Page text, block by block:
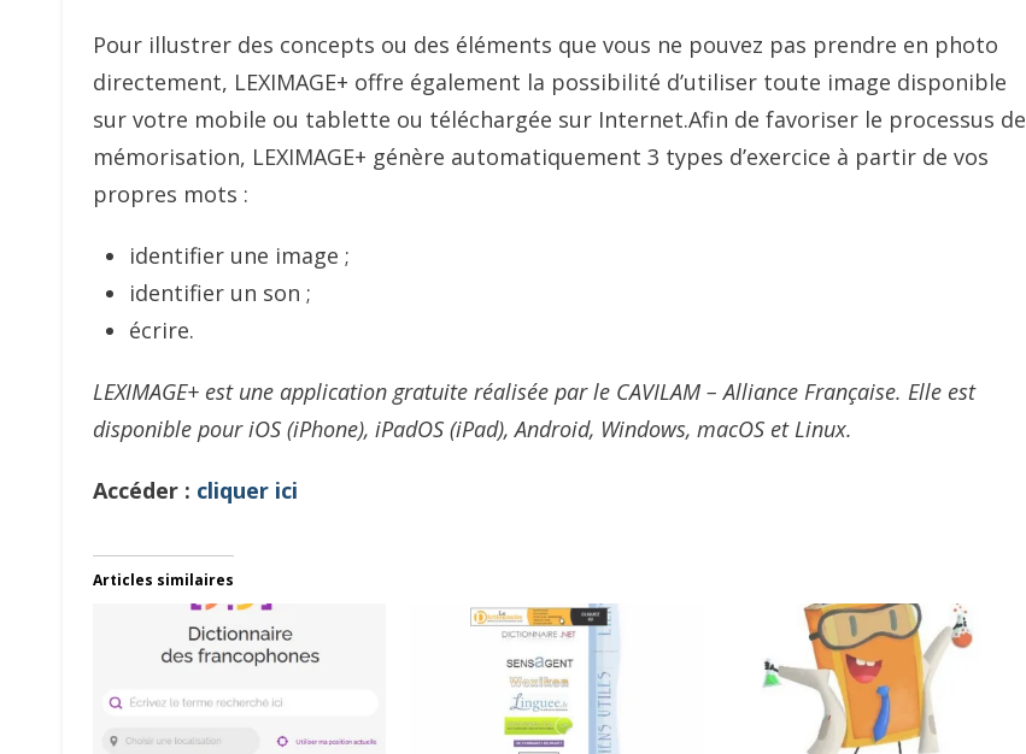
Pour illustrer des concepts ou des éléments que vous ne pouvez pas prendre en photo
directement, LEXIMAGE+ offre également la possibilité d’utiliser toute image disponible
sur votre mobile ou tablette ou téléchargée sur Internet.Afin de favoriser le processus de
mémorisation, LEXIMAGE+ génère automatiquement 3 types d’exercice à partir de vos
propres mots :
identifier une image ;
identifier un son ;
écrire.
LEXIMAGE+ est une application gratuite réalisée par le CAVILAM – Alliance Française. Elle est
disponible pour iOS (iPhone), iPadOS (iPad), Android, Windows, macOS et Linux.
Accéder : cliquer ici
Articles similaires